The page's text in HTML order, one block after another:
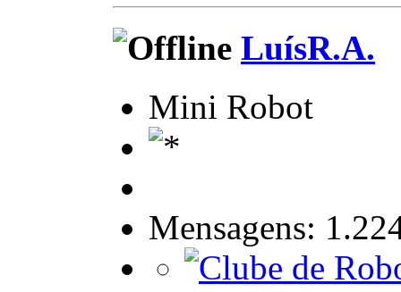
LuísR.A.
Mini Robot
Mensagens: